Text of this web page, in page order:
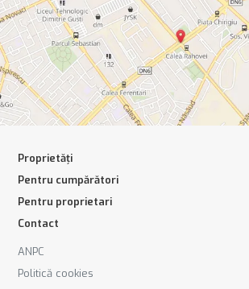
Proprietăți
Pentru cumpărători
Pentru proprietari
Contact
ANPC
Politică cookies